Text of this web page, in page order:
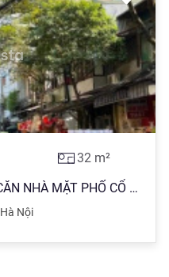
32 m²
CÔ E NHỜ ĐĂNG BÁN GIÚP CĂN NHÀ MẶT PHỐ CỔ HOÀN KIẾM-NGÕ GẠCH 32/35m2 SỔ ĐỎ CHÍNH CHỦ GIÁ THOẢ THUẬN
Hà Nội